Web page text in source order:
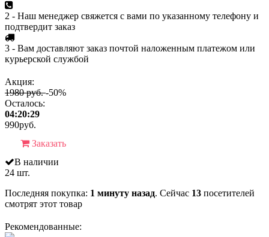
2 - Наш менеджер свяжется с вами по указанному телефону и
подтвердит заказ
3 - Вам доставляют заказ почтой наложенным платежом или
курьерской службой
Акция:
1980 руб.-50%
Осталось:
04:20:29
990руб.
Заказать
В наличии
24 шт.
Последняя покупка: 1 минуту назад. Сейчас 13 посетителей
смотрят этот товар
Рекомендованные: